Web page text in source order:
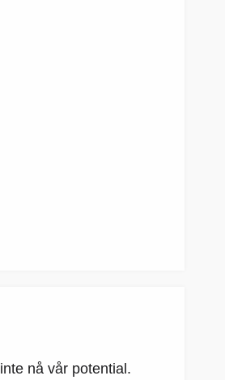
nå vår potential.